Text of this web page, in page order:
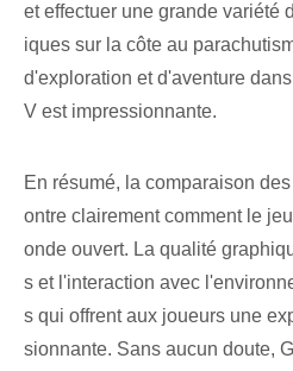
et effectuer une grande variété
iques sur la côte au
d'exploration et d'aventure
V est impressionnante.
En résumé, la comparaison
ontre clairement comment le
onde ouvert. La qualité
s et l'interaction avec
s qui offrent aux joueurs une
sionnante. Sans aucun doute,